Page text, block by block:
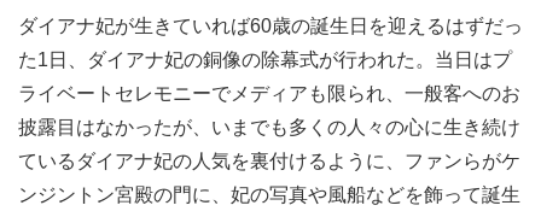
ダイアナ妃が生きていれば60歳の誕生日を迎えるはずだっ
た1日、ダイアナ妃の銅像の除幕式が行われた。当日はプ
ライベートセレモニーでメディアも限られ、一般客へのお
披露目はなかったが、いまでも多くの人々の心に生き続け
ているダイアナ妃の人気を裏付けるように、ファンらがケ
ンジントン宮殿の門に、妃の写真や風船などを飾って誕生